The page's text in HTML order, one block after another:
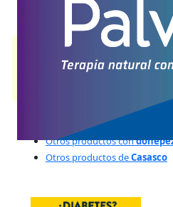
contiene donepezilo y se
producido porCasascoy cuenta con 2
Algunas presentaciones cuentan con
Otros productos con
Otros productos deCasasco